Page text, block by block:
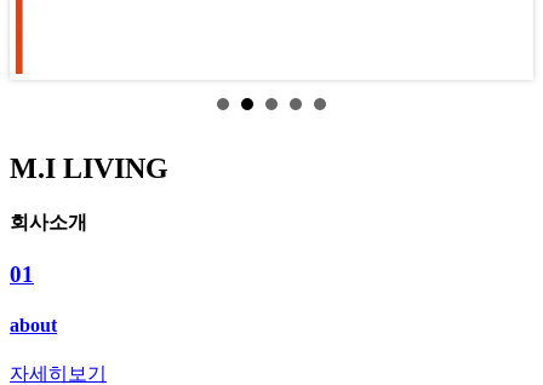
M.I LIVING
회사소개
01
about
자세히보기